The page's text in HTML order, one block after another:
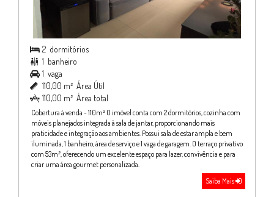
 2 dormitórios
 1 banheiro
 1 vaga
 110,00 m² Área Útil
 110,00 m² Área total
Cobertura à venda - 110m² O imóvel conta com 2 dormitórios, cozinha com
móveis planejados integrada à sala de jantar, proporcionando mais
praticidade e integração aos ambientes. Possui sala de estar ampla e bem
iluminada, 1 banheiro, área de serviço e 1 vaga de garagem. O terraço privativo
com 53m², oferecendo um excelente espaço para lazer, convivência e para
criar uma área gourmet personalizada.
Saiba Mais